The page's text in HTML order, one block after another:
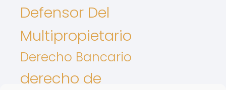
Defensor Del
Multipropietario
Derecho Bancario
derecho de